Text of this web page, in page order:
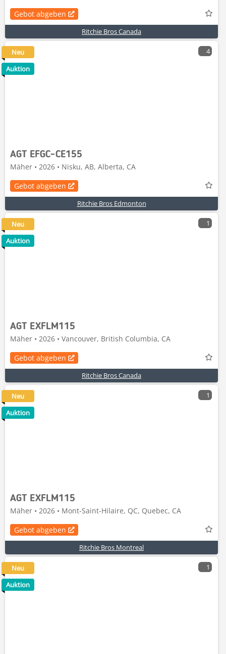
Gebot abgeben
Ritchie Bros Canada
4
AGT EFGC-CE155
Mäher • 2026 • Nisku, AB, Alberta, CA
Gebot abgeben
Ritchie Bros Edmonton
Neu
Auktion
1
AGT EXFLM115
Mäher • 2026 • Vancouver, British Columbia, CA
Gebot abgeben
Ritchie Bros Canada
Neu
Auktion
1
AGT EXFLM115
Mäher • 2026 • Mont-Saint-Hilaire, QC, Quebec, CA
Gebot abgeben
Ritchie Bros Montreal
Neu
Auktion
1
Neu
Auktion